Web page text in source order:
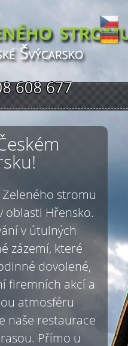
stromu
oblasti Hřensko.
v útulných
zázemí, které
dovolené,
firemních akcí a
atmosféru
naše restaurace
Přímo u